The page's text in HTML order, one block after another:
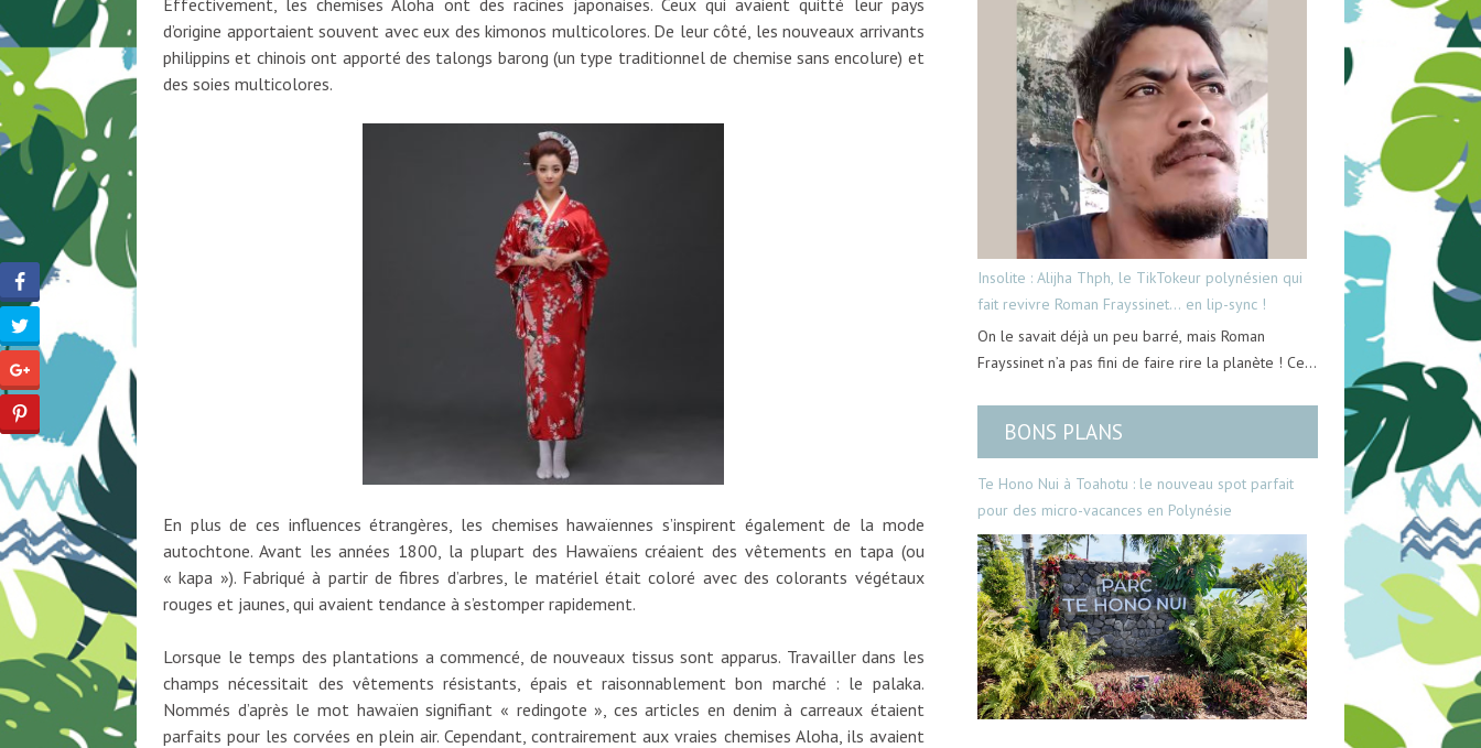
d’origine apportaient souvent avec eux des kimonos multicolores. De leur côté, les nouveaux arrivants
philippins et chinois ont apporté des talongs barong (un type traditionnel de chemise sans encolure) et
des soies multicolores.
En plus de ces influences étrangères, les chemises hawaïennes s’inspirent également de la mode
autochtone. Avant les années 1800, la plupart des Hawaïens créaient des vêtements en tapa (ou
« kapa »). Fabriqué à partir de fibres d’arbres, le matériel était coloré avec des colorants végétaux
rouges et jaunes, qui avaient tendance à s’estomper rapidement.
Lorsque le temps des plantations a commencé, de nouveaux tissus sont apparus. Travailler dans les
champs nécessitait des vêtements résistants, épais et raisonnablement bon marché : le palaka.
Nommés d’après le mot hawaïen signifiant « redingote », ces articles en denim à carreaux étaient
parfaits pour les corvées en plein air. Cependant, contrairement aux vraies chemises Aloha, ils avaient
Insolite : Alijha Thph, le TikTokeur polynésien qui
fait revivre Roman Frayssinet… en lip-sync !
On le savait déjà un peu barré, mais Roman
Frayssinet n’a pas fini de faire rire la planète ! Ce…
BONS PLANS
Te Hono Nui à Toahotu : le nouveau spot parfait
pour des micro-vacances en Polynésie